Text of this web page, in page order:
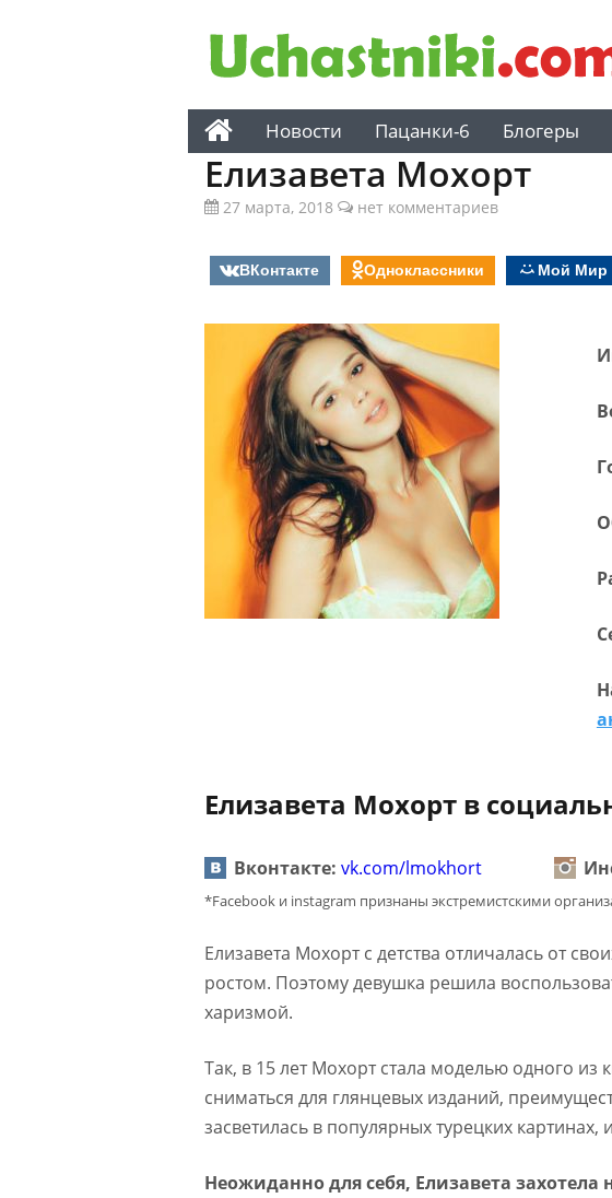
Новости Пацанки-6 Блогеры
Елизавета Мохорт
27 марта, 2018 нет комментариев
ВКонтакте Одноклассники Мой Мир
Елизавета Мохорт в
Вконтакте: vk.com/lmokhort
*Facebook и instagram признаны экстремистскими
Елизавета Мохорт с детства отличалась от
ростом. Поэтому девушка решила
харизмой.
Так, в 15 лет Мохорт стала моделью одного из
сниматься для глянцевых изданий,
засветилась в популярных турецких картинах,
Неожиданно для себя, Елизавета